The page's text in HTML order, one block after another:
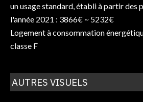
un usage standard, établi à partir des
l'année 2021 : 3866€ ~ 5232€
Logement à consommation
classe F
AUTRES VISUELS